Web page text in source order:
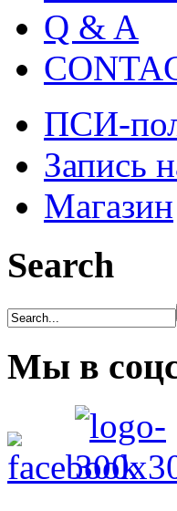
Q & A
ПСИ-
Запись
Магазин
Search
Мы в